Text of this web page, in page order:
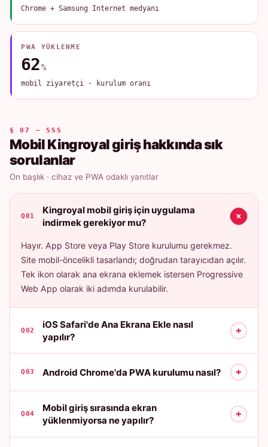
Chrome + Samsung Internet medyanı
PWA YÜKLENME
62%
mobil ziyaretçi · kurulum oranı
§ 07 — SSS
Mobil Kingroyal giriş hakkında sık
sorulanlar
On başlık · cihaz ve PWA odaklı yanıtlar
Q01
Kingroyal mobil giriş için uygulama
indirmek gerekiyor mu?
+
Hayır. App Store veya Play Store kurulumu gerekmez.
Site mobil-öncelikli tasarlandı; doğrudan tarayıcıdan açılır.
Tek ikon olarak ana ekrana eklemek istersen Progressive
Web App olarak iki adımda kurulabilir.
Q02
iOS Safari'de Ana Ekrana Ekle nasıl
yapılır?
+
Q03 Android Chrome'da PWA kurulumu nasıl? +
Q04
Mobil giriş sırasında ekran
yüklenmiyorsa ne yapılır?
+